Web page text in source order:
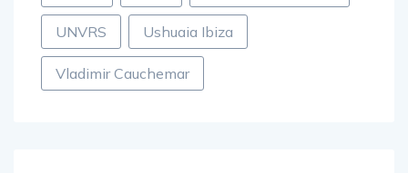
UNVRS Ushuaia Ibiza
Vladimir Cauchemar